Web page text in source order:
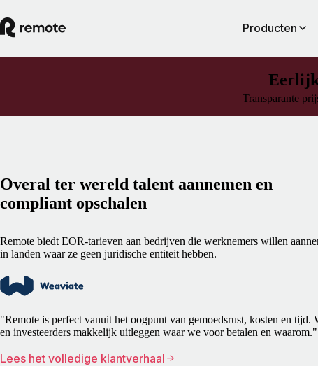
Producten
Transparante
Overal ter wereld talent aannemen en
compliant opschalen
Remote biedt EOR-tarieven aan bedrijven die werknemers willen
in landen waar ze geen juridische entiteit hebben.
"Remote is perfect vanuit het oogpunt van gemoedsrust, kosten en tijd.
en investeerders makkelijk uitleggen waar we voor betalen en waarom."
Lees het volledige klantverhaal